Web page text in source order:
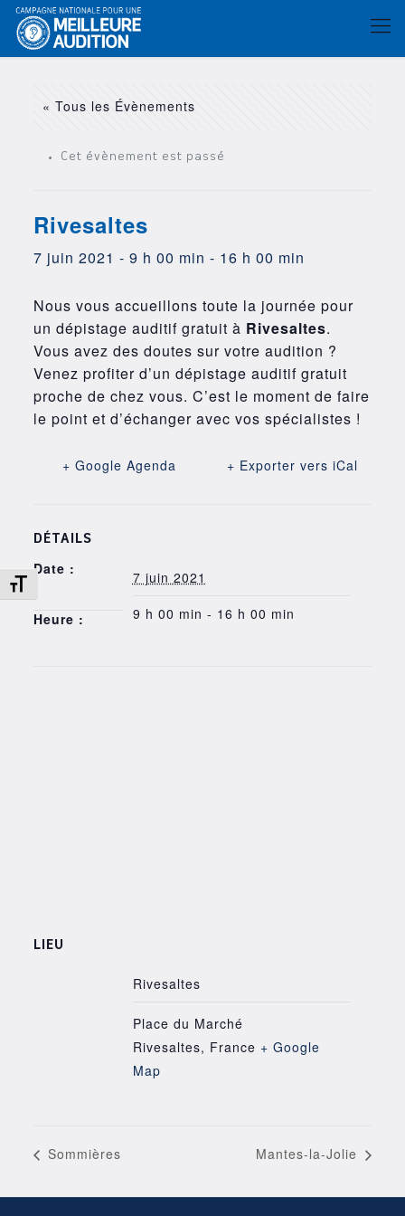
Changer la taille de la police
« Tous les Évènements
Cet évènement est passé
Rivesaltes
7 juin 2021 - 9 h 00 min - 16 h 00 min
Nous vous accueillons toute la journée pour
un dépistage auditif gratuit à Rivesaltes.
Vous avez des doutes sur votre audition ?
Venez profiter d’un dépistage auditif gratuit
proche de chez vous. C’est le moment de faire
le point et d’échanger avec vos spécialistes !
+ Google Agenda + Exporter vers iCal
DÉTAILS
Date : 7 juin 2021
Heure : 9 h 00 min - 16 h 00 min
LIEU
Rivesaltes
Place du Marché
Rivesaltes, France + Google
Map
Sommières Mantes-la-Jolie